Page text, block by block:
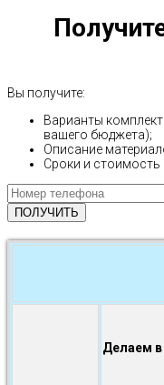
Вы получите:
Варианты
вашего бюджета);
Описание
Сроки и стоимость
Делаем в